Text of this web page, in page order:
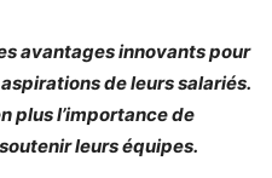
avantages innovants pour
de leurs salariés.
plus l’importance de
leurs équipes.